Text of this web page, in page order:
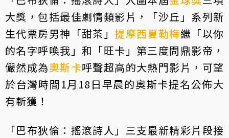
大獎，包括最佳劇情類影片，「沙丘」系列新
生代票房男神「甜茶」提摩西夏勒梅繼「以你
的名字呼喚我」和「旺卡」第三度問鼎影帝，
儼然成為奧斯卡呼聲超高的大熱門影片，可望
於台灣時間1月18日早晨的奧斯卡提名公佈大
有斬獲！
「巴布狄倫：搖滾詩人」三支最新精彩片段接